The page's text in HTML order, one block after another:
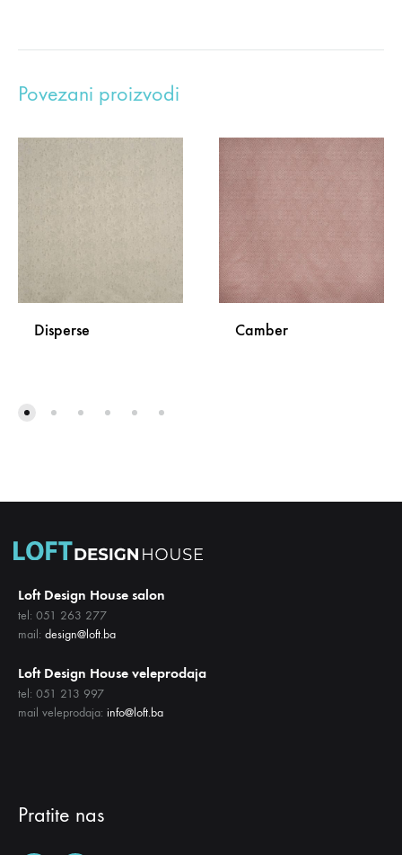
Povezani proizvodi
Disperse Camber
Loft Design House salon
tel: 051 263 277
mail: design@loft.ba
Loft Design House veleprodaja
tel: 051 213 997
mail veleprodaja: info@loft.ba
Pratite nas